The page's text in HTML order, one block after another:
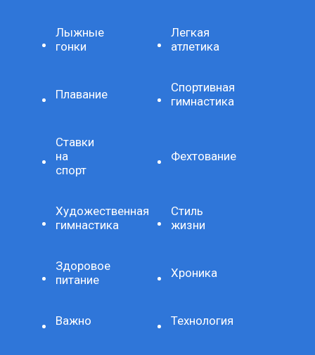
Лыжные
гонки
Легкая
атлетика
Плавание
Спортивная
гимнастика
Ставки
на
спорт
Фехтование
Художественная
гимнастика
Стиль
жизни
Здоровое
питание
Хроника
Важно Технология